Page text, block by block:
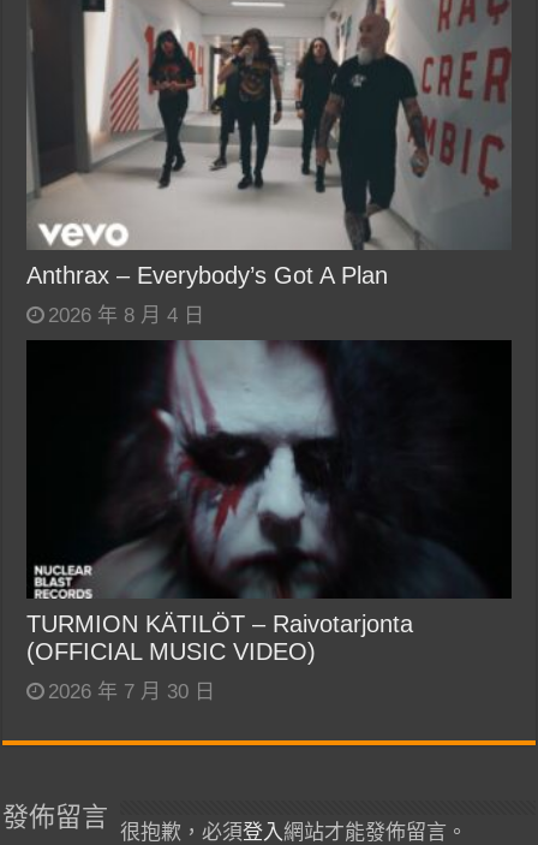
Anthrax – Everybody’s Got A Plan
2026 年 8 月 4 日
TURMION KÄTILÖT – Raivotarjonta
(OFFICIAL MUSIC VIDEO)
2026 年 7 月 30 日
發佈留言
很抱歉，必須登入網站才能發佈留言。